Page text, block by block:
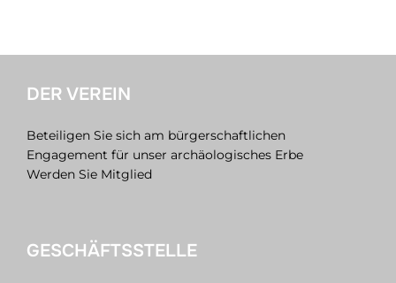
DER VEREIN
Beteiligen Sie sich am bürgerschaftlichen
Engagement für unser archäologisches Erbe
Werden Sie Mitglied
GESCHÄFTSSTELLE